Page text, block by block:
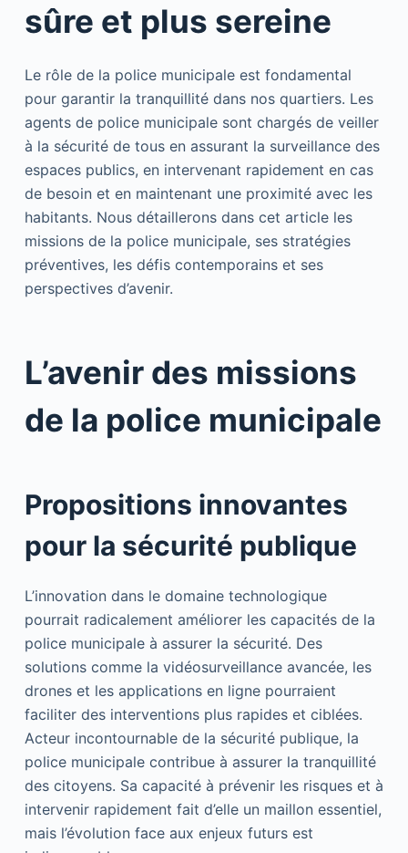
sûre et plus sereine
Le rôle de la police municipale est fondamental
pour garantir la tranquillité dans nos quartiers. Les
agents de police municipale sont chargés de veiller
à la sécurité de tous en assurant la surveillance des
espaces publics, en intervenant rapidement en cas
de besoin et en maintenant une proximité avec les
habitants. Nous détaillerons dans cet article les
missions de la police municipale, ses stratégies
préventives, les défis contemporains et ses
perspectives d’avenir.
L’avenir des missions
de la police municipale
Propositions innovantes
pour la sécurité publique
L’innovation dans le domaine technologique
pourrait radicalement améliorer les capacités de la
police municipale à assurer la sécurité. Des
solutions comme la vidéosurveillance avancée, les
drones et les applications en ligne pourraient
faciliter des interventions plus rapides et ciblées.
Acteur incontournable de la sécurité publique, la
police municipale contribue à assurer la tranquillité
des citoyens. Sa capacité à prévenir les risques et à
intervenir rapidement fait d’elle un maillon essentiel,
mais l’évolution face aux enjeux futurs est